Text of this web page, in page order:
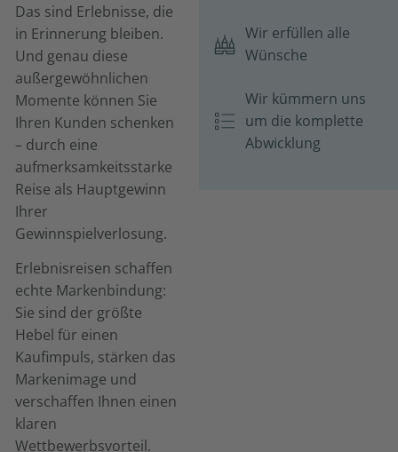
Das sind Erlebnisse, die
in Erinnerung bleiben.
Und genau diese
außergewöhnlichen
Momente können Sie
Ihren Kunden schenken
– durch eine
aufmerksamkeitsstarke
Reise als Hauptgewinn
Ihrer
Gewinnspielverlosung.
Erlebnisreisen schaffen
echte Markenbindung:
Sie sind der größte
Hebel für einen
Kaufimpuls, stärken das
Markenimage und
verschaffen Ihnen einen
klaren
Wettbewerbsvorteil.
Wir erfüllen alle
Wünsche
Wir kümmern uns
um die komplette
Abwicklung